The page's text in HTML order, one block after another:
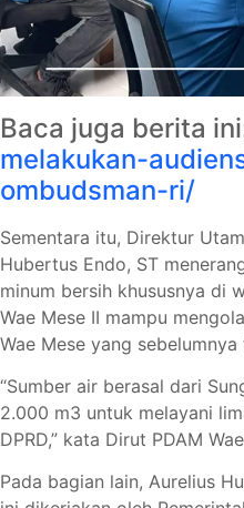
Baca juga berita
melakukan-
ombudsman-ri/
Sementara itu, Direktur
Hubertus Endo, ST
minum bersih khususnya di
Wae Mese II mampu
Wae Mese yang
“Sumber air berasal dari
2.000 m3 untuk melayani
DPRD,” kata Dirut PDAM
Pada bagian lain, Aurelius